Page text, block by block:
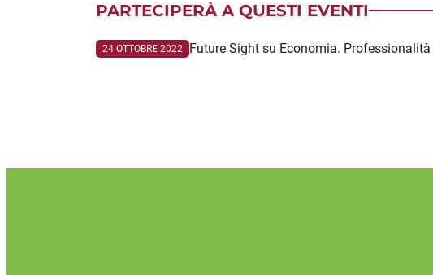
PARTECIPERÀ A QUESTI EVENTI
24 OTTOBRE 2022 Future Sight su Economia.